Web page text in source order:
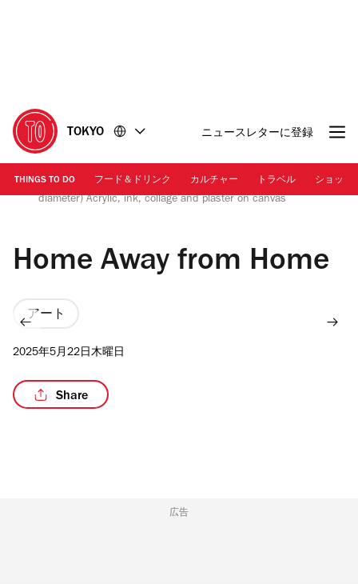
に
移
動
移
動
TOKYO ニュースレターに登録
THINGS TO DO フード＆ドリンク カルチャー トラベル ショッピ
José Parlá NIPPON 2013 60.0 x 60.0 inch (152.4 cm
diameter) Acrylic, ink, collage and plaster on canvas
Home Away from Home
アート
2025年5月22日木曜日
Share
広告